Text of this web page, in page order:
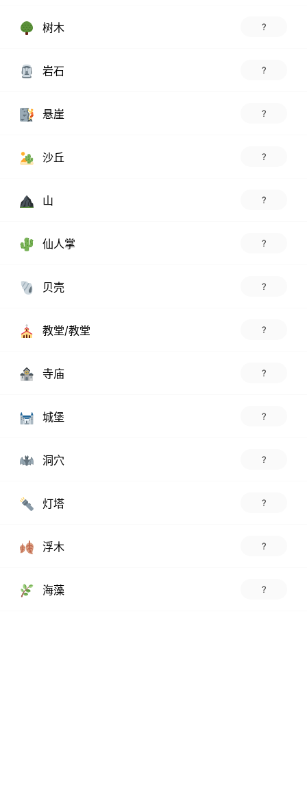
树木 ?
岩石 ?
悬崖 ?
沙丘 ?
山 ?
仙人掌 ?
贝壳 ?
教堂/教堂 ?
寺庙 ?
城堡 ?
洞穴 ?
灯塔 ?
浮木 ?
海藻 ?